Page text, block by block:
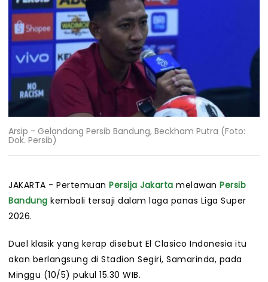
Arsip - Gelandang Persib Bandung, Beckham Putra (Foto:
Dok. Persib)
JAKARTA - Pertemuan Persija Jakarta melawan Persib
Bandung kembali tersaji dalam laga panas Liga Super
2026.
Duel klasik yang kerap disebut El Clasico Indonesia itu
akan berlangsung di Stadion Segiri, Samarinda, pada
Minggu (10/5) pukul 15.30 WIB.